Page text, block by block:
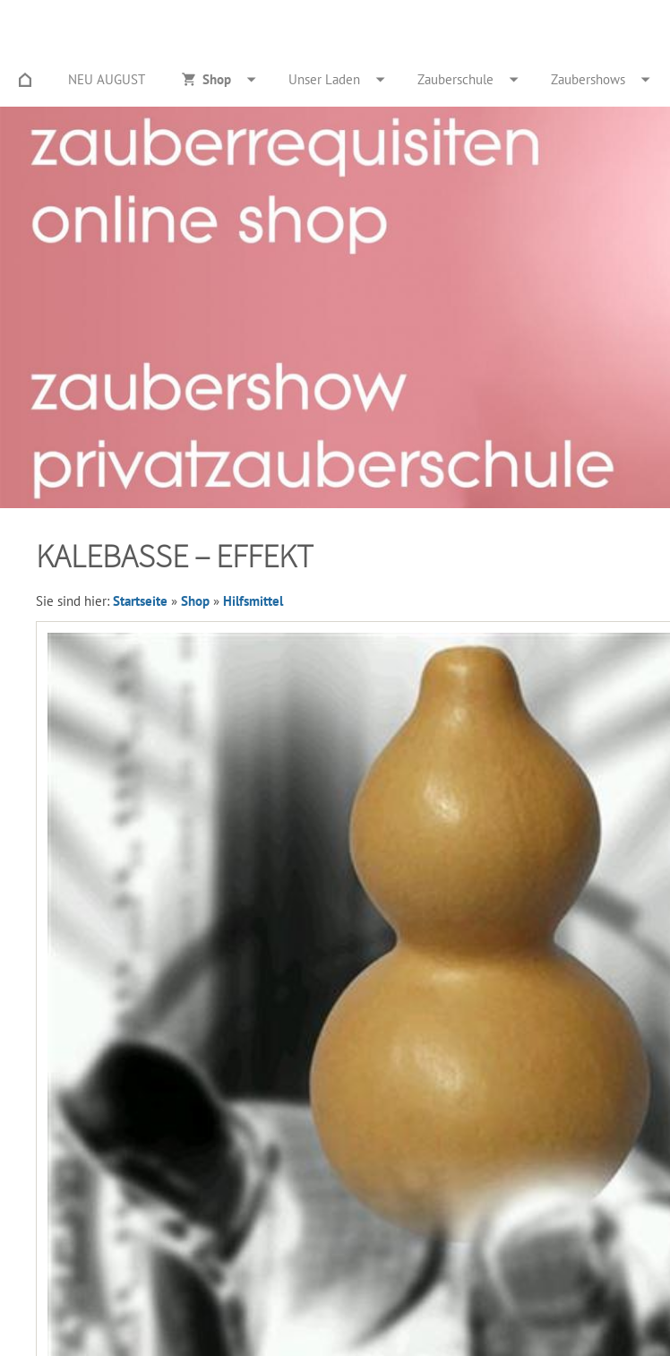
NEU AUGUST Shop Unser Laden Zauberschule Zaubershows
KALEBASSE – EFFEKT
Sie sind hier: Startseite » Shop » Hilfsmittel